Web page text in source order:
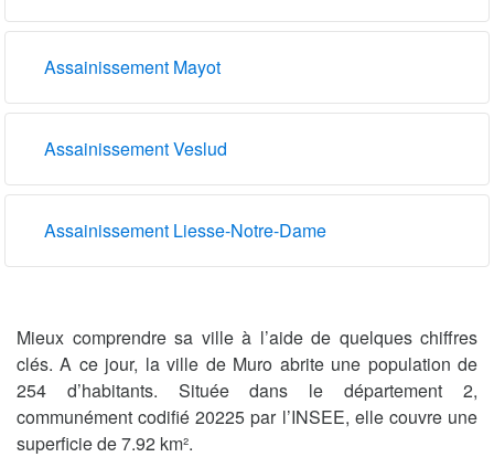
Assainissement Mayot
Assainissement Veslud
Assainissement Liesse-Notre-Dame
Mieux comprendre sa ville à l’aide de quelques chiffres
clés. A ce jour, la ville de Muro abrite une population de
254 d’habitants. Située dans le département 2,
communément codifié 20225 par l’INSEE, elle couvre une
superficie de 7.92 km².